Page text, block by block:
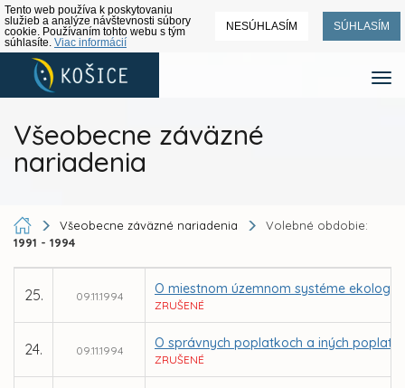
Tento web používa k poskytovaniu
služieb a analýze návštevnosti súbory
cookie. Používaním tohto webu s tým
súhlasíte. Viac informácií
NESÚHLASÍM SÚHLASÍM
Všeobecne záväzné
nariadenia
Všeobecne záväzné nariadenia
Volebné obdobie:
1991 - 1994
25. 09.11.1994 O miestnom územnom systéme
ZRUŠENÉ
24. 09.11.1994 O správnych poplatkoch a iných
ZRUŠENÉ